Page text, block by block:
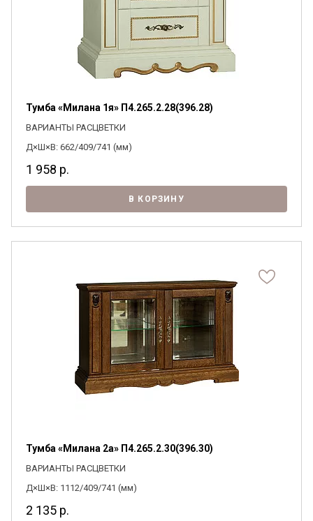
Тумба «Милана 1я» П4.265.2.28(396.28)
ВАРИАНТЫ РАСЦВЕТКИ
Д×Ш×В: 662/409/741 (мм)
1 958 р.
В КОРЗИНУ
Тумба «Милана 2а» П4.265.2.30(396.30)
ВАРИАНТЫ РАСЦВЕТКИ
Д×Ш×В: 1112/409/741 (мм)
2 135 р.